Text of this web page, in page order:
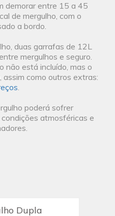
demorar entre 15 a 45
de mergulho, com o
a bordo.
duas garrafas de 12L
mergulhos e seguro.
não está incluído, mas o
assim como outros extras:
.
poderá sofrer
atmosféricas e